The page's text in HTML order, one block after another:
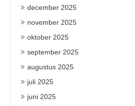
december 2025
november 2025
oktober 2025
september 2025
augustus 2025
juli 2025
juni 2025